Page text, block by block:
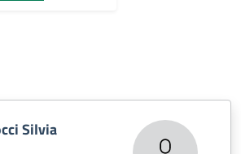
Silvia